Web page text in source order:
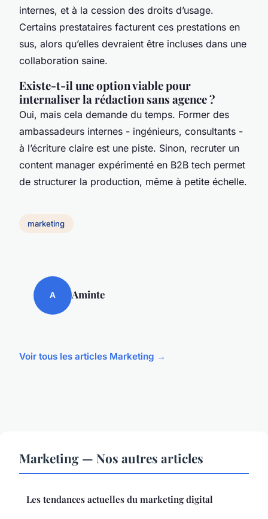
internes, et à la cession des droits d’usage.
Certains prestataires facturent ces prestations en
sus, alors qu’elles devraient être incluses dans une
collaboration saine.
Existe-t-il une option viable pour
internaliser la rédaction sans agence ?
Oui, mais cela demande du temps. Former des
ambassadeurs internes - ingénieurs, consultants -
à l’écriture claire est une piste. Sinon, recruter un
content manager expérimenté en B2B tech permet
de structurer la production, même à petite échelle.
marketing
A Aminte
Voir tous les articles Marketing →
Marketing — Nos autres articles
Les tendances actuelles du marketing digital